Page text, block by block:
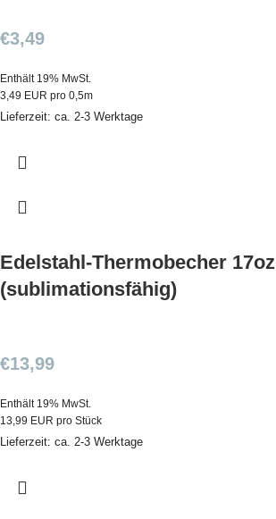
€3,49
Enthält 19% MwSt.
3,49 EUR pro 0,5m
Lieferzeit: ca. 2-3 Werktage
Edelstahl-Thermobecher 17oz
(sublimationsfähig)
€13,99
Enthält 19% MwSt.
13,99 EUR pro Stück
Lieferzeit: ca. 2-3 Werktage